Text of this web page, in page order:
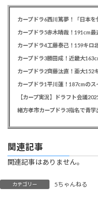
カープドラ4工藤泰己！159キロ
カープドラ2齊藤汰直！亜大152
【カープ実況】ドラフト会議
関連記事
関連記事はありません。
カテゴリー 5ちゃんねる